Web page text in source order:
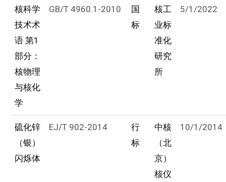
核科学
技术术
语 第1
部分：
核物理
与核化
学
GB/T 4960.1-2010
国
标
核工
业标
准化
研究
所
5/1/2022
硫化锌
（银）
闪烁体
EJ/T 902-2014
行
标
中核
（北
京）
核仪
10/1/2014